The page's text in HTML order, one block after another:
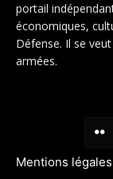
portail
économiques,
Défense. Il se
armées.
Mentions légales